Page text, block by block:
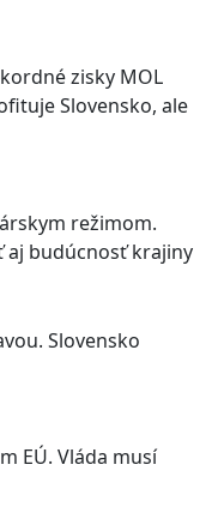
zisky MOL
Slovensko, ale
režimom.
aj budúcnosť krajiny
Slovensko
EÚ. Vláda musí